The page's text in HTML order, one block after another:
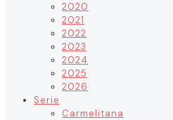
2020
2021
2022
2023
2024
2025
2026
Serie
Carmelitana